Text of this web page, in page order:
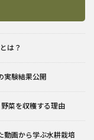
は？
実験結果公開
菜を収穫する理由
動画から学ぶ水耕栽培